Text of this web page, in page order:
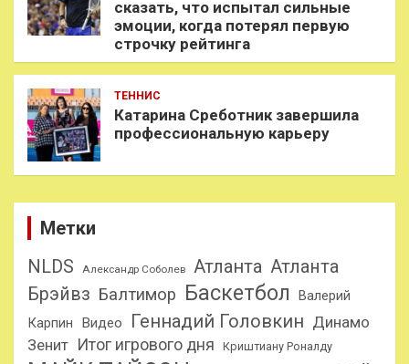
сказать, что испытал сильные
эмоции, когда потерял первую
строчку рейтинга
ТЕННИС
Катарина Среботник завершила
профессиональную карьеру
Метки
NLDS
Александр Соболев Атланта Атланта
Брэйвз Балтимор Баскетбол
Валерий
Карпин
Видео Геннадий Головкин Динамо
Зенит Итог игрового дня Криштиану Роналду